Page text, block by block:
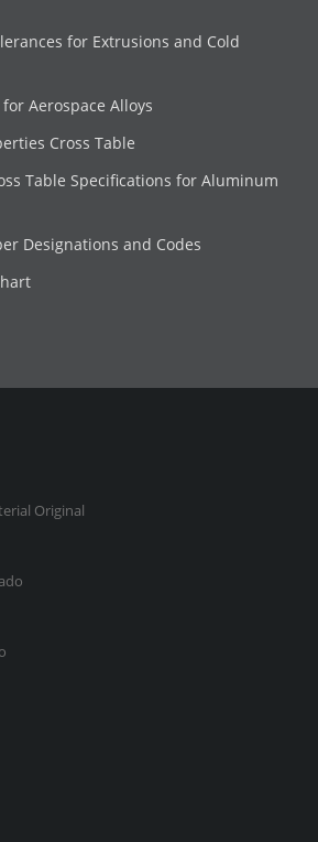
for Extrusions and Cold
Aerospace Alloys
Cross Table
Table Specifications for Aluminum
Designations and Codes
Original